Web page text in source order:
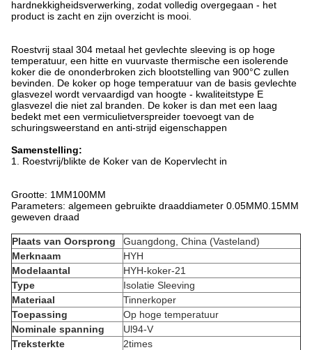
hardnekkigheidsverwerking, zodat volledig overgegaan - het
product is zacht en zijn overzicht is mooi.
Roestvrij staal 304 metaal het gevlechte sleeving is op hoge
temperatuur, een hitte en vuurvaste thermische een isolerende
koker die de ononderbroken zich blootstelling van 900°C zullen
bevinden. De koker op hoge temperatuur van de basis gevlechte
glasvezel wordt vervaardigd van hoogte - kwaliteitstype E
glasvezel die niet zal branden. De koker is dan met een laag
bedekt met een vermiculietverspreider toevoegt van de
schuringsweerstand en anti-strijd eigenschappen
Samenstelling:
1. Roestvrij/blikte de Koker van de Kopervlecht in
Grootte: 1MM100MM
Parameters: algemeen gebruikte draaddiameter 0.05MM0.15MM
geweven draad
Plaats van Oorsprong
Guangdong, China (Vasteland)
Merknaam
HYH
Modelaantal
HYH-koker-21
Type
Isolatie Sleeving
Materiaal
Tinnerkoper
Toepassing
Op hoge temperatuur
Nominale spanning
Ul94-V
Treksterkte
2times